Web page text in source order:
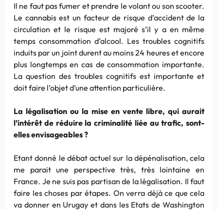
Il ne faut pas fumer et prendre le volant ou son scooter.
Le cannabis est un facteur de risque d’accident de la
circulation et le risque est majoré s’il y a en même
temps consommation d’alcool. Les troubles cognitifs
induits par un joint durent au moins 24 heures et encore
plus longtemps en cas de consommation importante.
La question des troubles cognitifs est importante et
doit faire l’objet d’une attention particulière.
La légalisation ou la mise en vente libre, qui aurait
l’intérêt de réduire la criminalité liée au trafic, sont-
elles envisageables ?
Etant donné le débat actuel sur la dépénalisation, cela
me parait une perspective très, très lointaine en
France. Je ne suis pas partisan de la légalisation. Il faut
faire les choses par étapes. On verra déjà ce que cela
va donner en Urugay et dans les Etats de Washington